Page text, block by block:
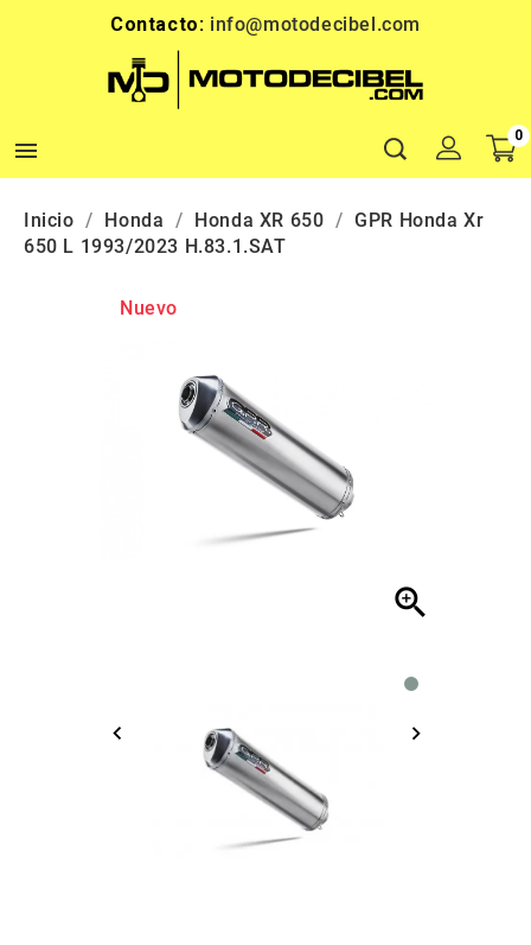
Contacto: info@motodecibel.com

0
Inicio Honda Honda XR 650
GPR Honda Xr
650 L 1993/2023 H.83.1.SAT
Nuevo
